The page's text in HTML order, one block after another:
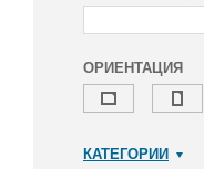
ОРИЕНТАЦИЯ
КАТЕГОРИИ